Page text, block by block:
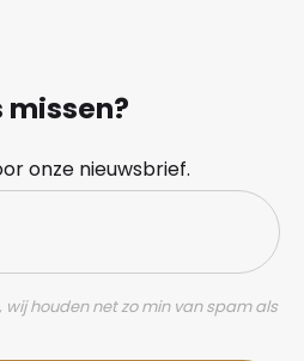
missen?
onze nieuwsbrief.
wij houden net zo min van spam als